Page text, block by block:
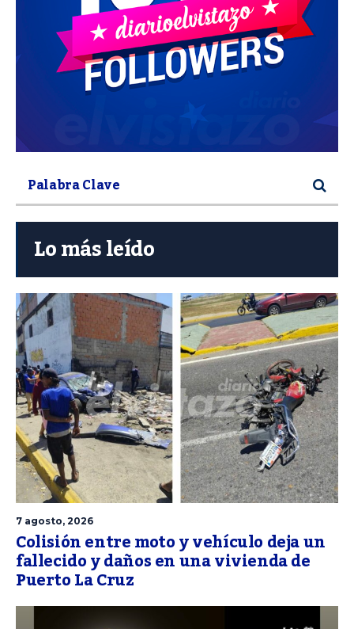
Lo más leído
7 agosto, 2026
Colisión entre moto y vehículo deja un
fallecido y daños en una vivienda de
Puerto La Cruz